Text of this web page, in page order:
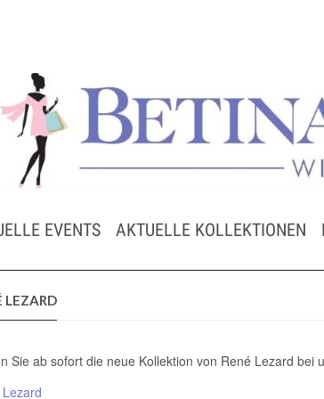
EVENTS AKTUELLE KOLLEKTIONEN
LEZARD
Sie ab sofort die neue Kollektion von René Lezard bei